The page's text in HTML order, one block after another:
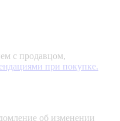
с продавцом,
при покупке.
об изменении